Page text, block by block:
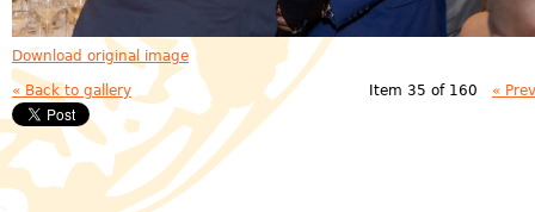
Download original image
« Back to gallery Item 35 of 160 «